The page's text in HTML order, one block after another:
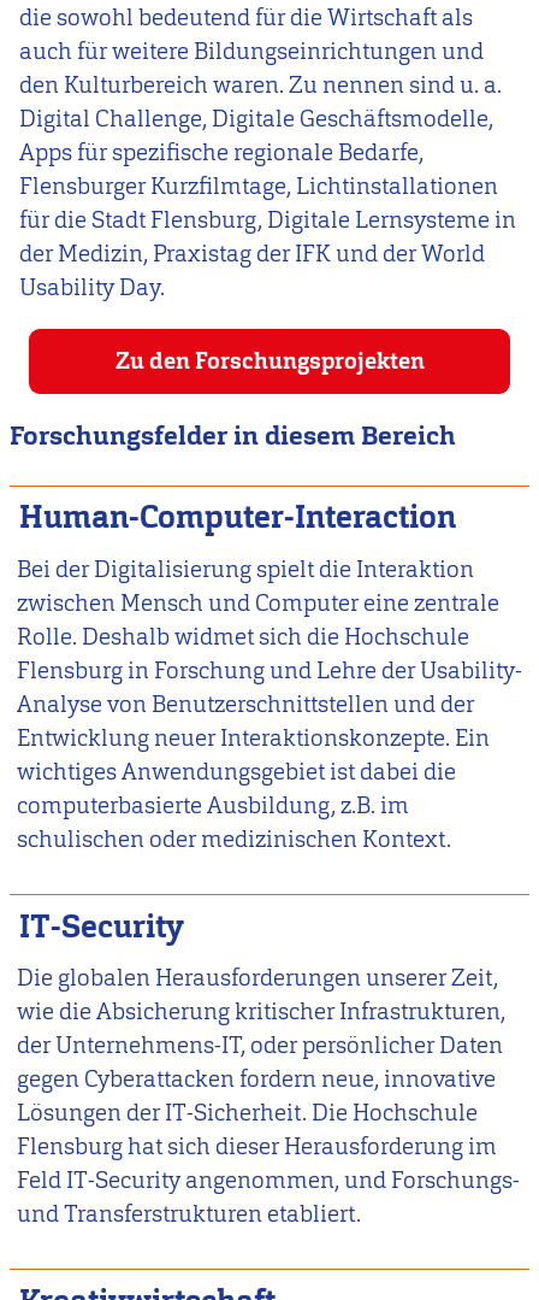
die sowohl bedeutend für die Wirtschaft als
auch für weitere Bildungseinrichtungen und
den Kulturbereich waren. Zu nennen sind u. a.
Digital Challenge, Digitale Geschäftsmodelle,
Apps für spezifische regionale Bedarfe,
Flensburger Kurzfilmtage, Lichtinstallationen
für die Stadt Flensburg, Digitale Lernsysteme in
der Medizin, Praxistag der IFK und der World
Usability Day.
Zu den Forschungsprojekten
Forschungsfelder in diesem Bereich
Human-Computer-Interaction
Bei der Digitalisierung spielt die Interaktion
zwischen Mensch und Computer eine zentrale
Rolle. Deshalb widmet sich die Hochschule
Flensburg in Forschung und Lehre der Usability-
Analyse von Benutzerschnittstellen und der
Entwicklung neuer Interaktionskonzepte. Ein
wichtiges Anwendungsgebiet ist dabei die
computerbasierte Ausbildung, z.B. im
schulischen oder medizinischen Kontext.
IT-Security
Die globalen Herausforderungen unserer Zeit,
wie die Absicherung kritischer Infrastrukturen,
der Unternehmens-IT, oder persönlicher Daten
gegen Cyberattacken fordern neue, innovative
Lösungen der IT-Sicherheit. Die Hochschule
Flensburg hat sich dieser Herausforderung im
Feld IT-Security angenommen, und Forschungs-
und Transferstrukturen etabliert.